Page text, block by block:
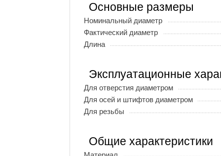
Основные размеры
Номинальный диаметр
Фактический диаметр
Длина
Эксплуатационные
Для отверстия диаметром
Для осей и штифтов диаметром
Для резьбы
Общие характеристики